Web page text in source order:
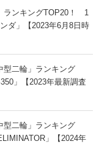
ランキングTOP20！ 1
ダ」【2023年6月8日時
型二輪」ランキング
」【2023年最新調査
型二輪」ランキング
」【2024年